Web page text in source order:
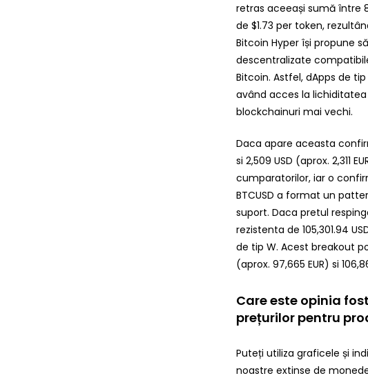
retras aceeași sumă între
de $1.73 per token,
Bitcoin Hyper își propune
descentralizate
Bitcoin. Astfel, dApps de
având acces la
blockchainuri mai vechi.
Daca apare aceasta
si 2,509 USD (aprox. 2,311
cumparatorilor, iar o
BTCUSD a format un
suport. Daca pretul
rezistenta de 105,301.94
de tip W. Acest breakout
(aprox. 97,665 EUR) si
Care este opinia
prețurilor pentru
Puteți utiliza graficele și
noastre extinse de